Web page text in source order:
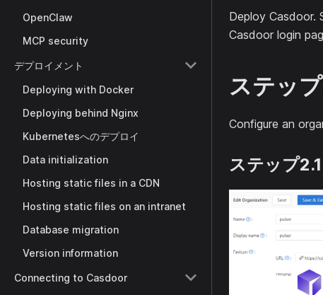
OpenClaw
MCP security
デプロイメント
Deploying with Docker
Deploying behind Nginx
Kubernetesへのデプロイ
Data initialization
Hosting static files in a CDN
Hosting static files on an intranet
Database migration
Version information
Connecting to Casdoor
Deploy Casdoor.
Casdoor login
ステッ
Configure an
ステップ